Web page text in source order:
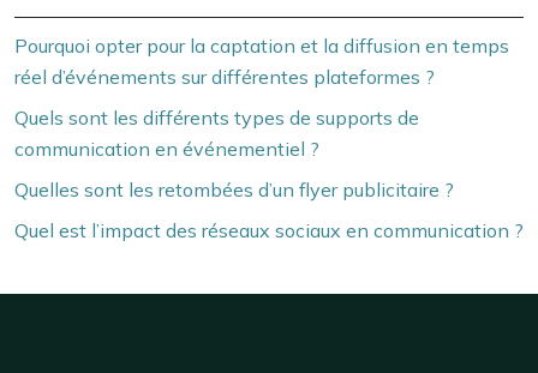
Pourquoi opter pour la captation et la diffusion en temps
réel d’événements sur différentes plateformes ?
Quels sont les différents types de supports de
communication en événementiel ?
Quelles sont les retombées d’un flyer publicitaire ?
Quel est l’impact des réseaux sociaux en communication ?